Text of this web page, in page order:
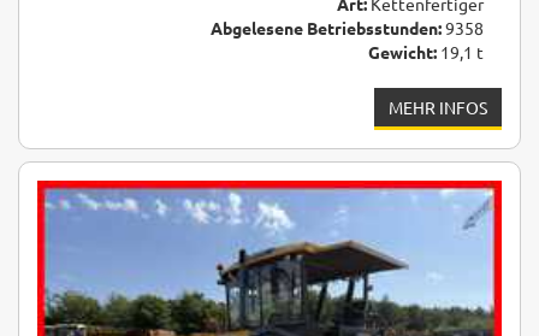
Abgelesene Betriebsstunden:9358
Gewicht: 19,1 t
MEHR INFOS